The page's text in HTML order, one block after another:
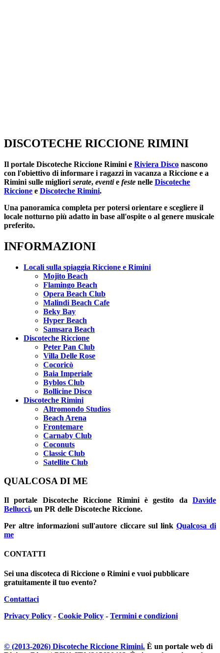
DISCOTECHE RICCIONE RIMINI
Il portale Discoteche Riccione Rimini e Riviera Disco nascono
con l'obiettivo di informare i ragazzi in vacanza a Riccione e a
Rimini sulle migliori serate, eventie feste nelle Discoteche
Riccione e Discoteche Rimini.
Una panoramica completa per potersi orientare e scegliere il
locale notturno più adatto in base all'ospite o al genere musicale
preferito.
INFORMAZIONI
Locali sulla spiaggia Riccione e Rimini
Mojito Beach
Flamingo Beach
Opera Beach Club
Malindi Beach Cafe
Beky Bay
Hyper Beach
Samsara Beach
Discoteche Riccione
Peter Pan Club
Villa Delle Rose
Cocoricò
Baia Imperiale
Byblos Club
Bollicine Disco
Discoteche Rimini
Altromondo Studios
Beach Arena
Frontemare
Carnaby Club
Coconuts
Classic Club
Satellite Club
QUALCOSA DI ME
Il portale Discoteche Riccione Riminiè gestito da Davide
Bellucci, un PR delle Discoteche Riccione.
Per altre informazioni sull'autore cliccare sul link Qualcosa di
me
CONTATTI
Sei una discoteca di Riccione o Rimini e vuoi pubblicare
gratuitamente il tuo evento?
Contattaci
Privacy Policy - Cookie Policy - Termini e condizioni
© (2013-2026) Discoteche Riccione Rimini. È un portale web di